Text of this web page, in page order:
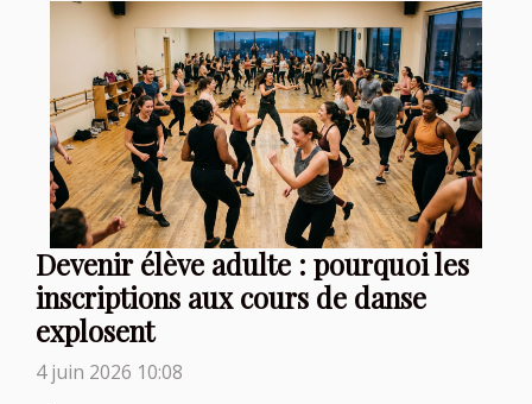
Devenir élève adulte : pourquoi les
inscriptions aux cours de danse
explosent
4 juin 2026 10:08